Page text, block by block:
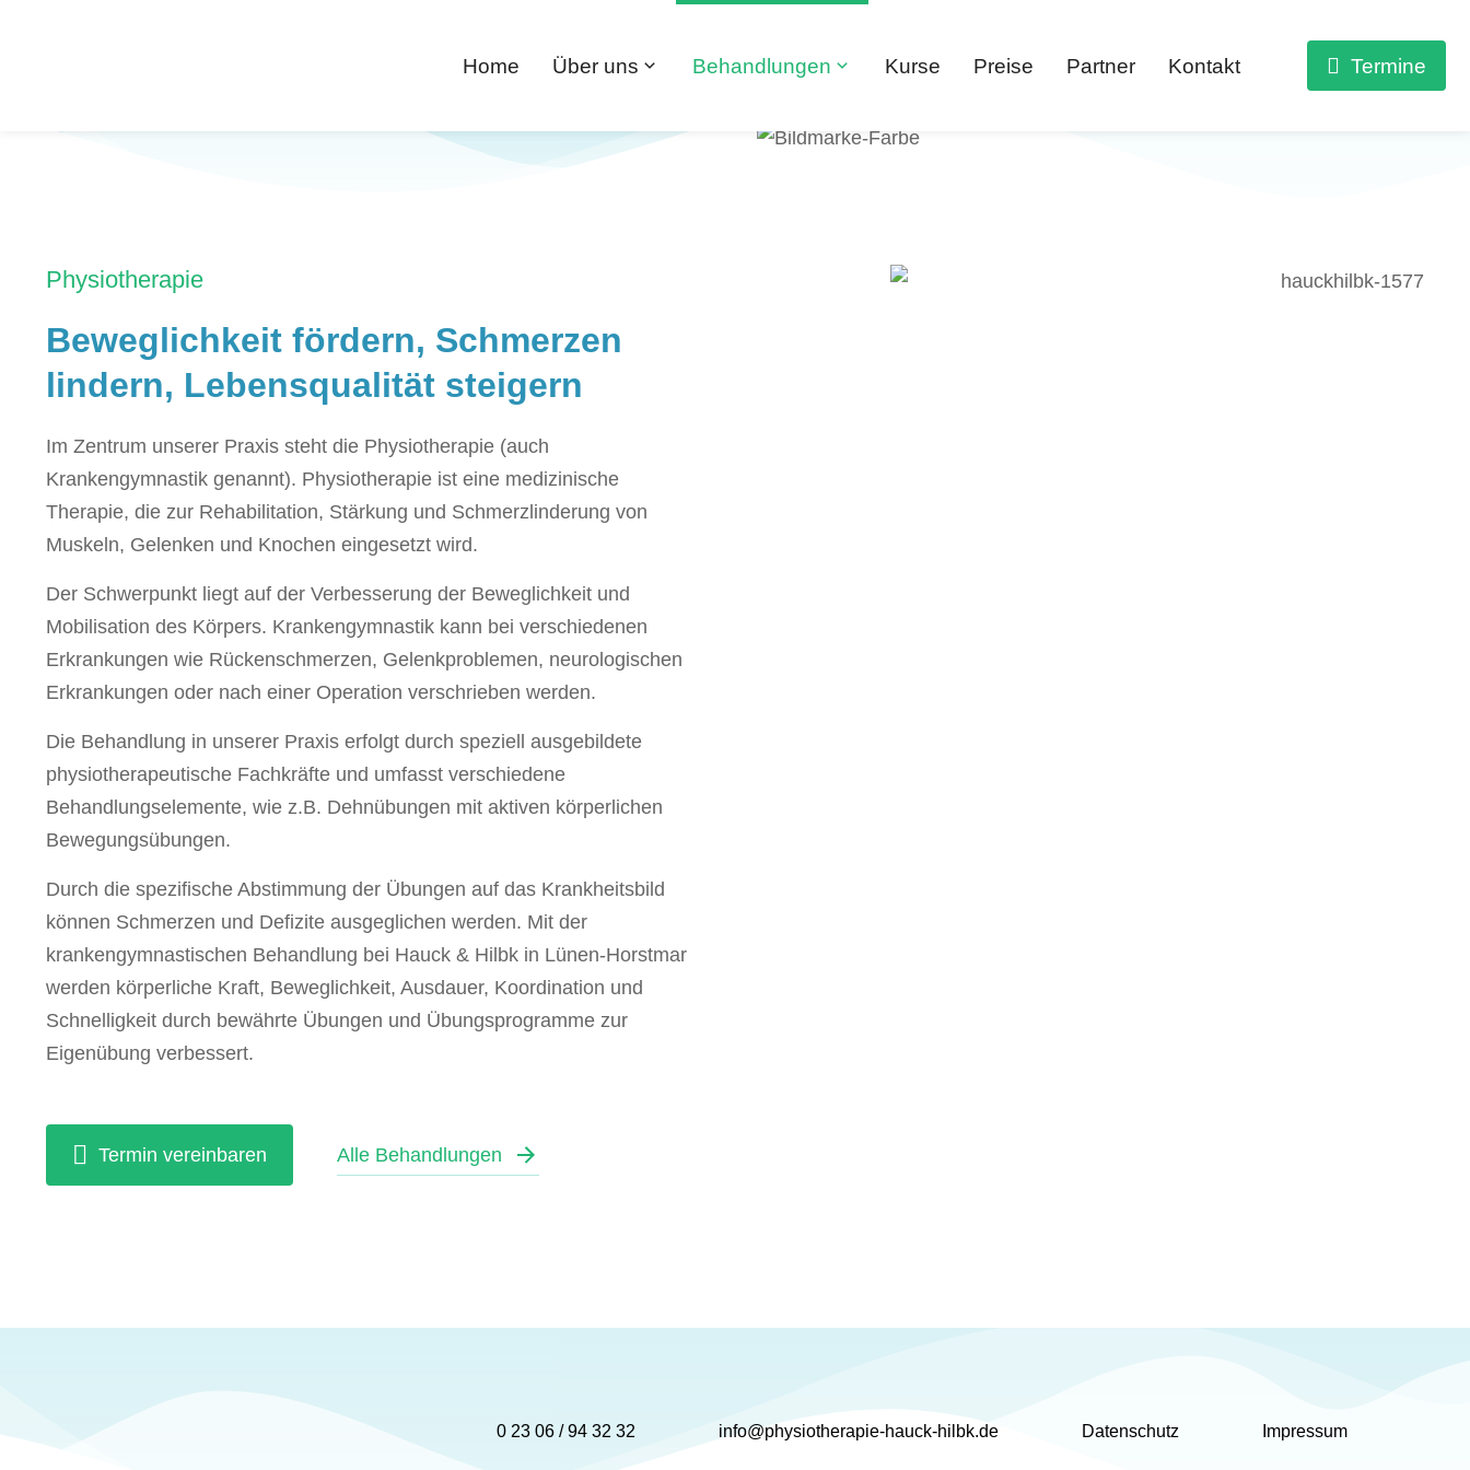
Home Über uns Behandlungen Kurse Preise Partner Kontakt Termine
Physiotherapie
Beweglichkeit fördern, Schmerzen
lindern, Lebensqualität steigern
Im Zentrum unserer Praxis steht die Physiotherapie (auch
Krankengymnastik genannt). Physiotherapie ist eine medizinische
Therapie, die zur Rehabilitation, Stärkung und Schmerzlinderung von
Muskeln, Gelenken und Knochen eingesetzt wird.
Der Schwerpunkt liegt auf der Verbesserung der Beweglichkeit und
Mobilisation des Körpers. Krankengymnastik kann bei verschiedenen
Erkrankungen wie Rückenschmerzen, Gelenkproblemen, neurologischen
Erkrankungen oder nach einer Operation verschrieben werden.
Die Behandlung in unserer Praxis erfolgt durch speziell ausgebildete
physiotherapeutische Fachkräfte und umfasst verschiedene
Behandlungselemente, wie z.B. Dehnübungen mit aktiven körperlichen
Bewegungsübungen.
Durch die spezifische Abstimmung der Übungen auf das Krankheitsbild
können Schmerzen und Defizite ausgeglichen werden. Mit der
krankengymnastischen Behandlung bei Hauck & Hilbk in Lünen-Horstmar
werden körperliche Kraft, Beweglichkeit, Ausdauer, Koordination und
Schnelligkeit durch bewährte Übungen und Übungsprogramme zur
Eigenübung verbessert.
Termin vereinbaren Alle Behandlungen
0 23 06 / 94 32 32 info@physiotherapie-hauck-hilbk.de Datenschutz Impressum